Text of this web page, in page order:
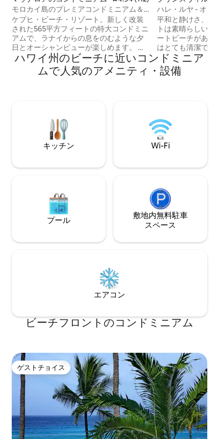
モロカイ島のプレミアコンドミニアム＆
レンタカー特別パッケージ
ケプヒ・ビーチ・リゾート。新しく改装
された565平方フィートの特大コンドミニ
アムで、ラナイからの息をのむような夕
日とオーシャンビューが楽しめます。 ク
イーンベッドとフルバスルームを備えた
マスターベッドルームがメインフロアに
あります。フルベッドのあるオープンベ
型スマートテレビ、洗濯機、乾燥機 コン
ドミニアムに滞在中は無料で車をご利用
いただけます。
アム
ハレ・ルヤ - オー
ミニアム、プライ
平和と静けさ、こ
トは素晴らしい
ートビーチがあり
はとても清潔で、
要なものがすべて
Hanaleiまで歩い
スのレストラン
ェイズピザ。 キッチンにはすべて新しい
家電があります。 ラナイからホエールウ
ォッチング、快適
駐車場。
ハワイ州のビーチに近いコンドミニア
ムで人気のアメニティ・設備
キッチン Wi-Fi
プール
敷地内無料駐⁠車
ス⁠ペ⁠ー⁠ス
エアコン
ビーチフロントのコンドミニアム
ゲストチョイス
ゲストチョイス